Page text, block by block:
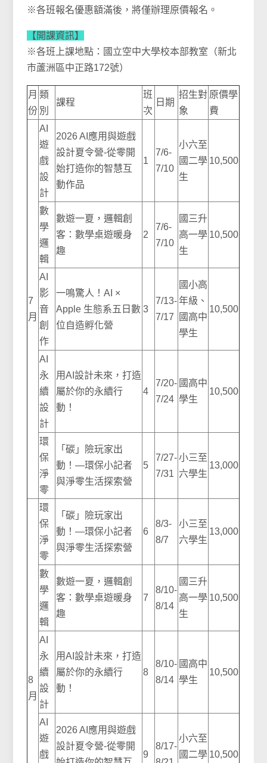
※各班報名優惠額滿後，將僅辦理原價報名。
【開課資訊】
※各班 上課地點：國立空中大學校本部教室（新北
市蘆洲區中正路172號）
月
份
類
別
課程
班
次
日期
招生對
象
原價學
費
7
月
AI
遊
戲
設
計
2026 AI應用與遊戲
設計夏令營-從零開
始打造你的智慧互
動作品
1
7/6-
7/10
小六至
國二學
生
10,500
數
學
邏
輯
數遊一夏，邏輯創
客：數學桌遊暖身
趣
2
7/6-
7/10
國三升
高一學
生
10,500
AI
影
音
創
作
一鳴驚人！AI ×
Apple 生態系五日數
位自造孵化營
3
7/13-
7/17
國小高
年級、
國高中
學生
10,500
AI
永
續
設
計
用AI設計未來，打造
屬於你的永續行
動！
4
7/20-
7/24
國高中
學生
10,500
環
保
淨
零
「碳」險玩家出
動！—環保小記者
與淨零生活探索營
5
7/27-
7/31
小三至
六學生
13,000
8
月
環
保
淨
零
「碳」險玩家出
動！—環保小記者
與淨零生活探索營
6
8/3-
8/7
小三至
六學生
13,000
數
學
邏
輯
數遊一夏，邏輯創
客：數學桌遊暖身
趣
7
8/10-
8/14
國三升
高一學
生
10,500
AI
永
續
設
計
用AI設計未來，打造
屬於你的永續行
動！
8
8/10-
8/14
國高中
學生
10,500
AI
遊
戲
2026 AI應用與遊戲
設計夏令營-從零開
9
8/17-
小六至
國二學 10,500